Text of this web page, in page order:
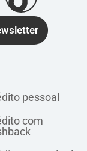
pessoal
com